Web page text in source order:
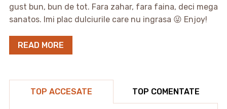
gust bun, bun de tot. Fara zahar, fara faina, deci mega
sanatos. Imi plac dulciurile care nu ingrasa 😜 Enjoy!
READ MORE
TOP ACCESATE TOP COMENTATE